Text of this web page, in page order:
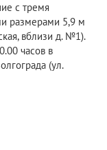
с тремя
размерами 5,9 м
вблизи д. №1).
часов в
(ул.